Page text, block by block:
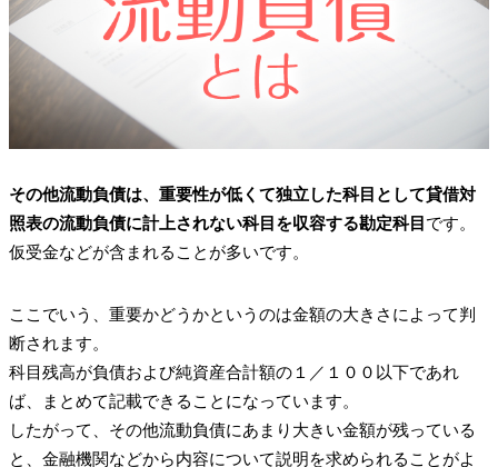
その他流動負債は、重要性が低くて独立した科目として貸借対
照表の流動負債に計上されない科目を収容する勘定科目 です。
仮受金などが含まれることが多いです。
ここでいう、重要かどうかというのは金額の大きさによって判
断されます。
科目残高が負債および純資産合計額の１／１００以下であれ
ば、まとめて記載できることになっています。
したがって、その他流動負債にあまり大きい金額が残っている
と、金融機関などから内容について説明を求められることがよ